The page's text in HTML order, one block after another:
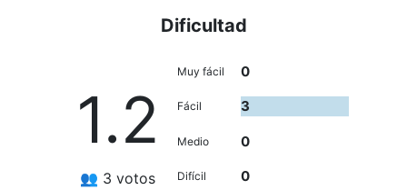
Dificultad
1.2
👥 3 votos
Muy fácil 0
Fácil 3
Medio 0
Difícil 0